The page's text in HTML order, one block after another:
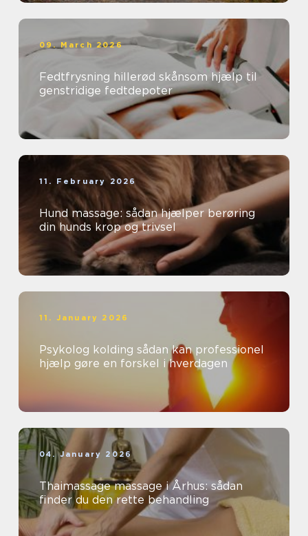
09. March 2026
Fedtfrysning hillerød skånsom hjælp til
genstridige fedtdepoter
11. February 2026
Hund massage: sådan hjælper berøring
din hunds krop og trivsel
11. January 2026
Psykolog kolding sådan kan professionel
hjælp gøre en forskel i hverdagen
04. January 2026
Thaimassage massage i Århus: sådan
finder du den rette behandling